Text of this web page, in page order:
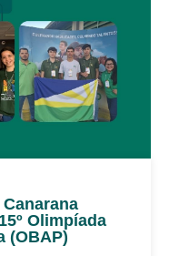
Olimpíada
(OBAP)